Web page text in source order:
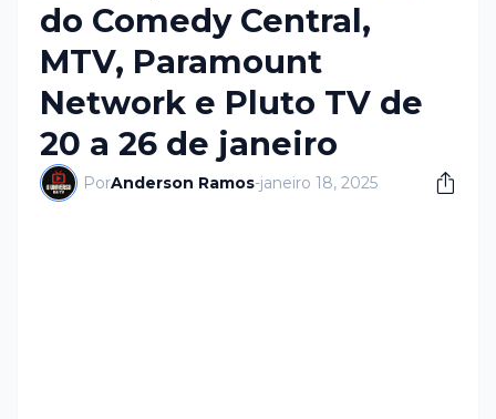
do Comedy Central,
MTV, Paramount
Network e Pluto TV de
20 a 26 de janeiro
PorAnderson Ramos-janeiro 18, 2025